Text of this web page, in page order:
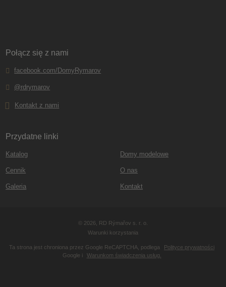
Połącz się z nami
facebook.com/DomyRymarov
@rdrymarov
Kontakt z nami
Przydatne linki
Katalog
Cennik
Galeria
Domy modelowe
O nas
Kontakt
© 2026, RD Rýmařov s. r. o.
Warunki korzystania
Ta strona jest chroniona przez Google ReCAPTCHA, podlega
Polityce prywatności
Google i
Warunkom świadczenia usług.